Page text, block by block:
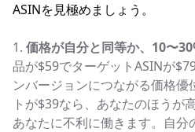
ASINを見極めましょう。
価格が自分と同等か、10〜
品が$59でターゲットASINが
ンバージョンにつながる価格優
トが$39なら、あなたのほうが
あなたに不利に働きます。自分